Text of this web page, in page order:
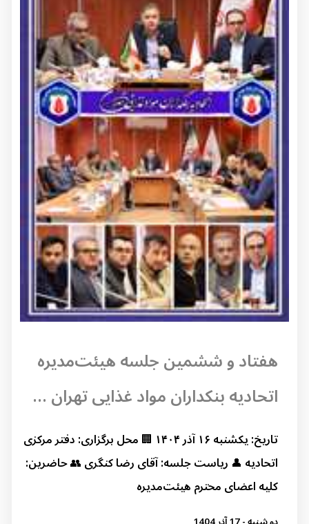
هفتاد و ششمین جلسه هیئت‌مدیره
اتحادیه بنکداران مواد غذایی تهران ...
تاریخ: یکشنبه ۱۶ آذر ۱۴۰۴ 🏢 محل برگزاری: دفتر مرکزی
اتحادیه 👤 ریاست جلسه: آقای رضا کنگری 👥 حاضرین:
کلیه اعضای محترم هیئت‌مدیره